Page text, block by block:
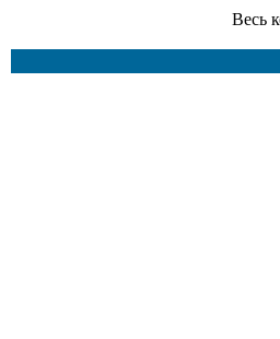
Весь контент доступний